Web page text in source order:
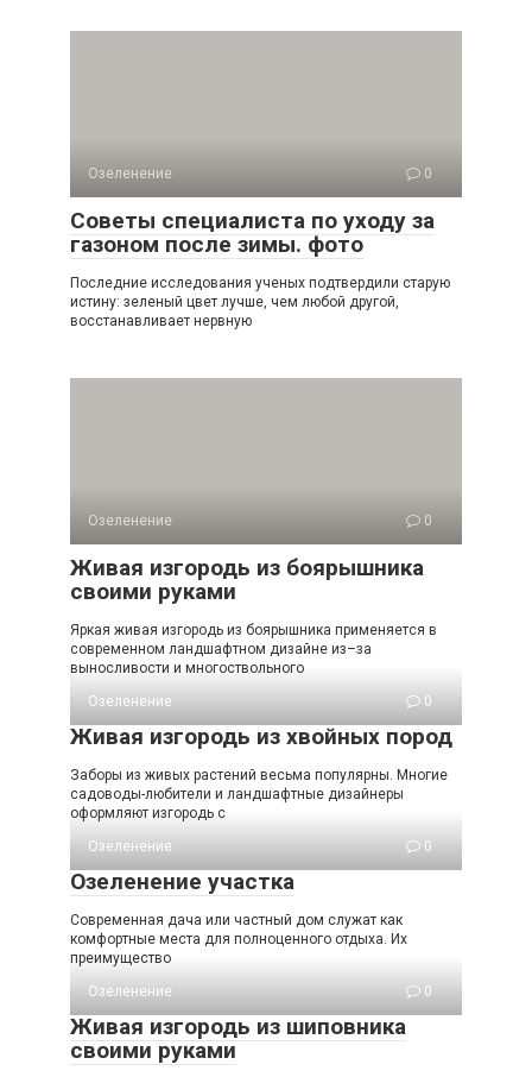
Озеленение 0
Советы специалиста по уходу за
газоном после зимы. фото
Последние исследования ученых подтвердили старую
истину: зеленый цвет лучше, чем любой другой,
восстанавливает нервную
Озеленение 0
Живая изгородь из боярышника
своими руками
Яркая живая изгородь из боярышника применяется в
современном ландшафтном дизайне из–за
выносливости и многоствольного
Озеленение
0
Живая изгородь из хвойных пород
Заборы из живых растений весьма популярны. Многие
садоводы-любители и ландшафтные дизайнеры
оформляют изгородь с
Озеленение
0
Озеленение участка
Современная дача или частный дом служат как
комфортные места для полноценного отдыха. Их
преимущество
Озеленение
0
Живая изгородь из шиповника
своими руками